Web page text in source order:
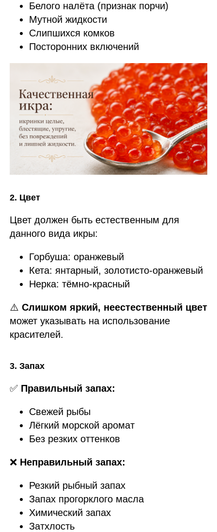
Белого налёта (признак порчи)
Мутной жидкости
Слипшихся комков
Посторонних включений
2. Цвет
Цвет должен быть естественным для
данного вида икры:
Горбуша: оранжевый
Кета: янтарный, золотисто-оранжевый
Нерка: тёмно-красный
⚠️ Слишком яркий, неестественный цвет
может указывать на использование
красителей.
3. Запах
✅ Правильный запах:
Свежей рыбы
Лёгкий морской аромат
Без резких оттенков
❌ Неправильный запах:
Резкий рыбный запах
Запах прогорклого масла
Химический запах
Затхлость